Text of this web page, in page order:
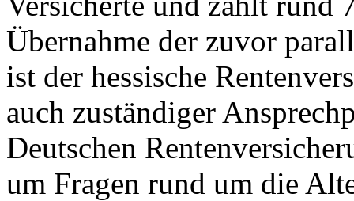
Übernahme der zuvor
ist der hessische
auch zuständiger
Deutschen
um Fragen rund um die